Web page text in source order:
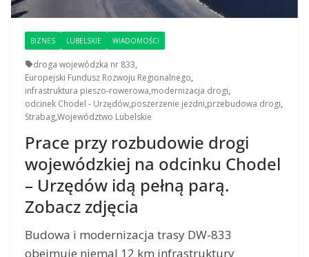
BIZNES LUBELSKIE WIADOMOŚCI
droga wojewódzka nr 833,
Europejski Fundusz Rozwoju Regionalnego,
infrastruktura pieszo-rowerowa,modernizacja drogi,
odcinek Chodel - Urzędów,poszerzenie jezdni,przebudowa drogi,
Strabag,Województwo Lubelskie
Prace przy rozbudowie drogi
wojewódzkiej na odcinku Chodel
– Urzędów idą pełną parą.
Zobacz zdjęcia
Budowa i modernizacja trasy DW-833
obejmuje niemal 12 km infrastruktury